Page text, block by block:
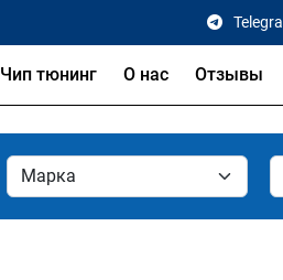
Чип тюнинг О нас Отзывы